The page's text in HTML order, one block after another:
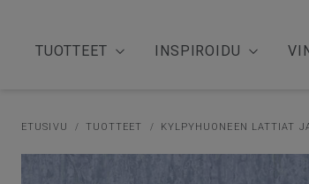
TUOTTEET INSPIROIDU
ETUSIVU TUOTTEET KYLPYHUONEEN LATTIAT